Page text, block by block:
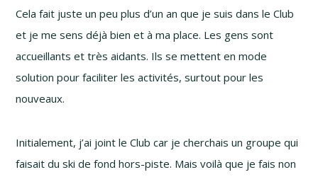
Cela fait juste un peu plus d’un an que je suis dans le Club
et je me sens déjà bien et à ma place. Les gens sont
accueillants et très aidants. Ils se mettent en mode
solution pour faciliter les activités, surtout pour les
nouveaux.
Initialement, j’ai joint le Club car je cherchais un groupe qui
faisait du ski de fondhors-piste. Mais voilà que je fais non